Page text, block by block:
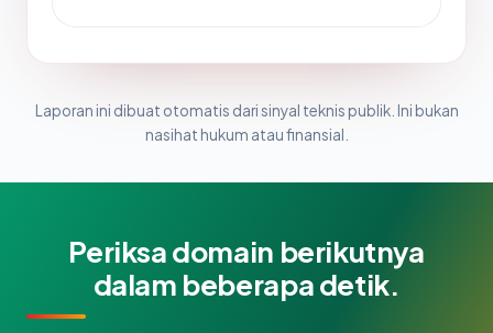
Laporan ini dibuat otomatis dari sinyal teknis publik. Ini bukan
nasihat hukum atau finansial.
Periksa domain berikutnya
dalam beberapa detik.